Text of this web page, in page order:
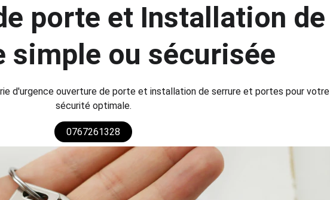
porte et Installation de
simple ou sécurisée
d'urgence ouverture de porte et installation de serrure et portes pour votre
sécurité optimale.
0767261328